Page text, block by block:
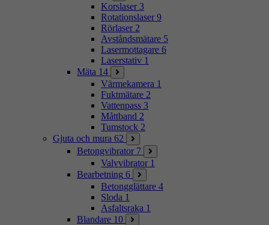
Korslaser 3
Rotationslaser 9
Rörlaser 2
Avståndsmätare 5
Lasermottagare 6
Laserstativ 1
Mäta 14
Värmekamera 1
Fuktmätare 2
Vattenpass 3
Måttband 2
Tumstock 2
Gjuta och mura 62
Betongvibrator 7
Valvvibrator 1
Bearbetning 6
Betongglättare 4
Sloda 1
Asfaltsraka 1
Blandare 10